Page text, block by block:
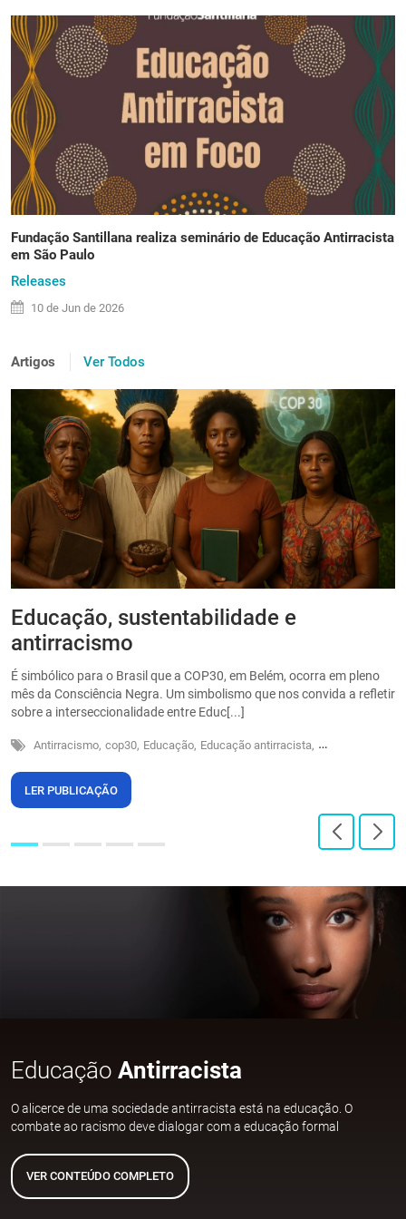
Fundação Santillana realiza seminário de Educação Antirracista
em São Paulo
Releases
10 de Jun de 2026
Artigos Ver Todos
Educação, sustentabilidade e
antirracismo
É simbólico para o Brasil que a COP30, em Belém, ocorra em pleno
mês da Consciência Negra. Um simbolismo que nos convida a refletir
sobre a interseccionalidade entre Educ[...]
Antirracismo, cop30, Educação, Educação antirracista, Sustentabilidade
LER PUBLICAÇÃO
Educação Antirracista
O alicerce de uma sociedade antirracista está na educação. O
combate ao racismo deve dialogar com a educação formal
VER CONTEÚDO COMPLETO